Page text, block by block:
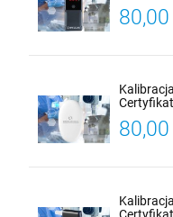
80,00
80,00